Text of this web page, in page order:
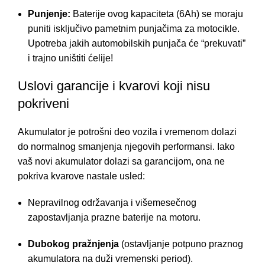
Punjenje: Baterije ovog kapaciteta (6Ah) se moraju
puniti isključivo pametnim punjačima za motocikle.
Upotreba jakih automobilskih punjača će “prekuvati”
i trajno uništiti ćelije!
Uslovi garancije i kvarovi koji nisu
pokriveni
Akumulator je potrošni deo vozila i vremenom dolazi
do normalnog smanjenja njegovih performansi. Iako
vaš novi akumulator dolazi sa garancijom, ona ne
pokriva kvarove nastale usled:
Nepravilnog održavanja i višemesečnog
zapostavljanja prazne baterije na motoru.
Dubokog pražnjenja (ostavljanje potpuno praznog
akumulatora na duži vremenski period).